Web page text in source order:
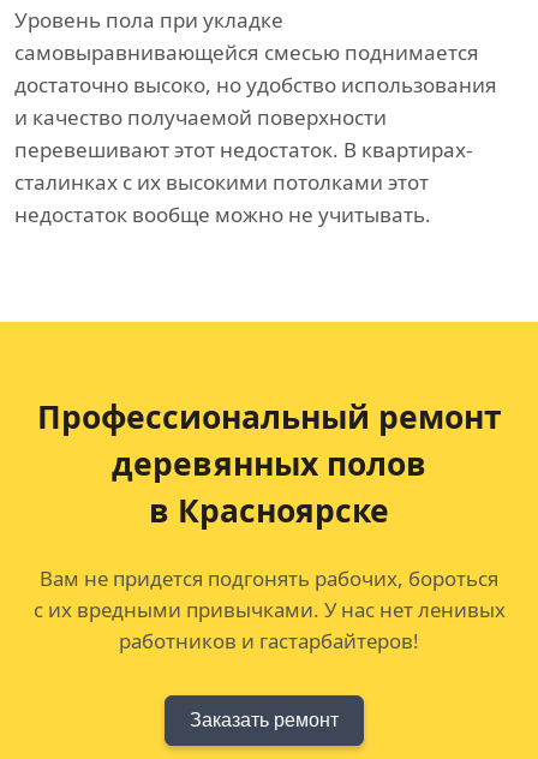
Уровень пола при укладке
самовыравнивающейся смесью поднимается
достаточно высоко, но удобство использования
и качество получаемой поверхности
перевешивают этот недостаток. В квартирах-
сталинках с их высокими потолками этот
недостаток вообще можно не учитывать.
Профессиональный ремонт
деревянных полов
в Красноярске
Вам не придется подгонять рабочих, бороться
с их вредными привычками. У нас нет ленивых
работников и гастарбайтеров!
Заказать ремонт